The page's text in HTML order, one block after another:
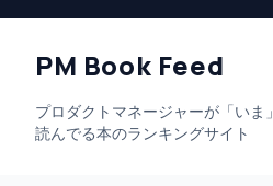
PM Book Feed
プロダクトマネージャーが「いま」
読んでる本のランキングサイト